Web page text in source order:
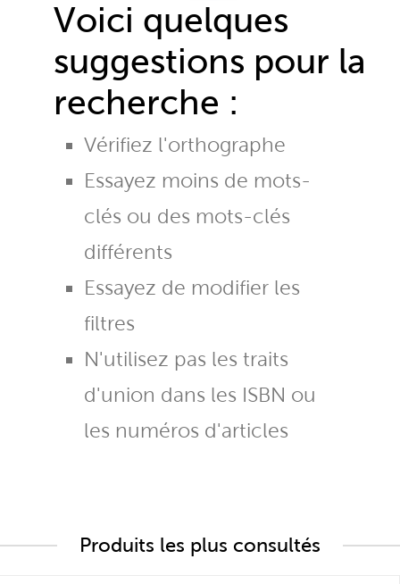
Voici quelques
suggestions pour la
recherche :
Vérifiez l'orthographe
Essayez moins de mots-
clés ou des mots-clés
différents
Essayez de modifier les
filtres
N'utilisez pas les traits
d'union dans les ISBN ou
les numéros d'articles
Produits les plus consultés